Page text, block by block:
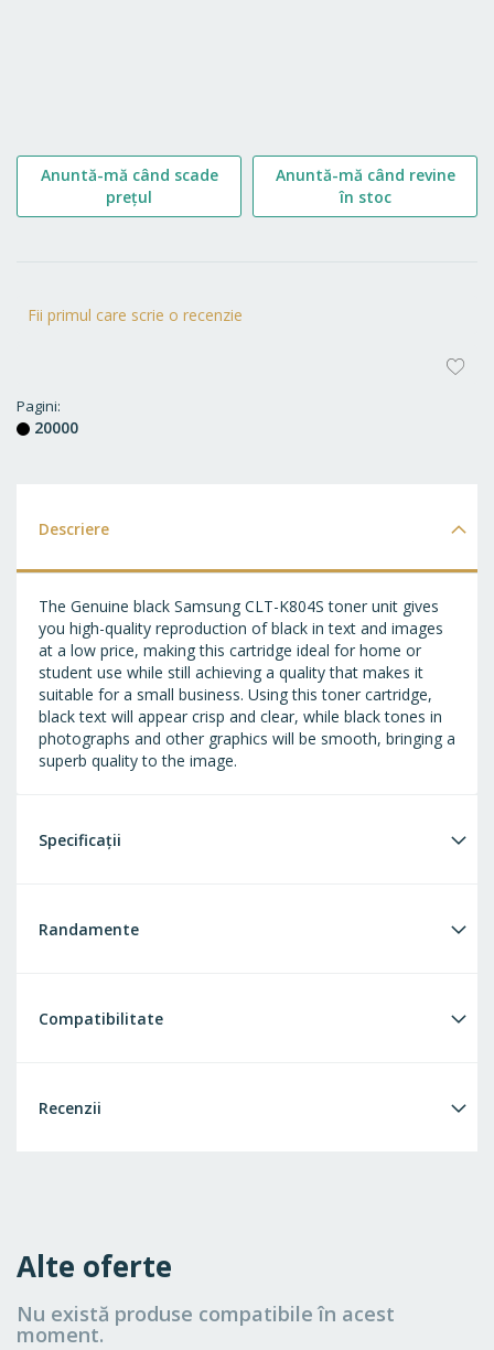
Fii primul care scrie o recenzie
Pagini
20000
Anuntă-mă când scade
prețul
Anuntă-mă când revine
în stoc
Descriere
The Genuine black Samsung CLT-K804S toner unit gives
you high-quality reproduction of black in text and images
at a low price, making this cartridge ideal for home or
student use while still achieving a quality that makes it
suitable for a small business. Using this toner cartridge,
black text will appear crisp and clear, while black tones in
photographs and other graphics will be smooth, bringing a
superb quality to the image.
Specificații
Randamente
Compatibilitate
Recenzii
Alte oferte
Nu există produse compatibile în acest
moment.